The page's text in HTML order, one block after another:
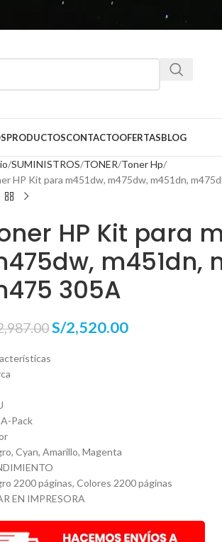
PRODUCTOSCONTACTOOFERTASBLOG
SUMINISTROS TONER Toner Hp
HP Kit para m451dw, m475dw, m451dn,
HP Kit para
m451dn,
305A
S/2,520.00
Pack
Cyan, Amarillo, Magenta
2200 páginas, Colores 2200 páginas
EN IMPRESORA